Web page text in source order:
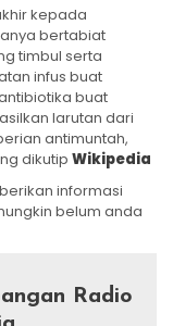
kepada
bertabiat
timbul serta
infus buat
buat
larutan dari
antimuntah,
dikutip Wikipedia
informasi
belum anda
Radio